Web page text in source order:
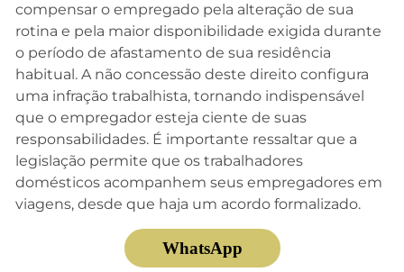
compensar o empregado pela alteração de sua
rotina e pela maior disponibilidade exigida durante
o período de afastamento de sua residência
habitual. A não concessão deste direito configura
uma infração trabalhista, tornando indispensável
que o empregador esteja ciente de suas
responsabilidades. É importante ressaltar que a
legislação permite que os trabalhadores
domésticos acompanhem seus empregadores em
viagens, desde que haja um acordo formalizado.
WhatsApp